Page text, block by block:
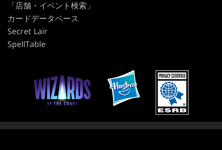
「店舗・イベント検索」
カードデータベース
Secret Lair
SpellTable